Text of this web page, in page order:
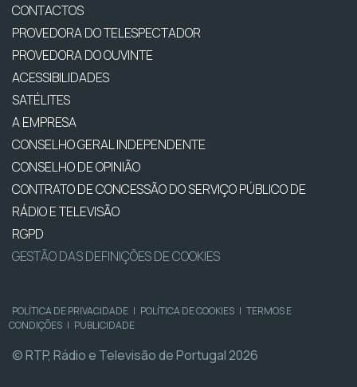
CONTACTOS
PROVEDORA DO TELESPECTADOR
PROVEDORA DO OUVINTE
ACESSIBILIDADES
SATÉLITES
A EMPRESA
CONSELHO GERAL INDEPENDENTE
CONSELHO DE OPINIÃO
CONTRATO DE CONCESSÃO DO SERVIÇO PÚBLICO DE
RÁDIO E TELEVISÃO
RGPD
GESTÃO DAS DEFINIÇÕES DE COOKIES
POLÍTICA DE PRIVACIDADE | POLÍTICA DE COOKIES | TERMOS E
CONDIÇÕES | PUBLICIDADE
© RTP, Rádio e Televisão de Portugal 2026